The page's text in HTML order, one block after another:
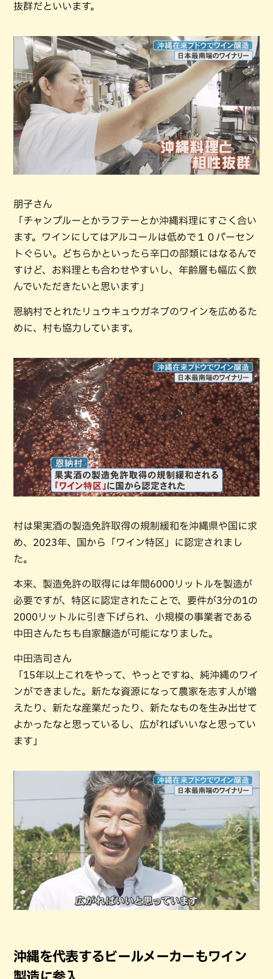
抜群だといいます。
朋子さん
「チャンプルーとかラフテーとか沖縄料理にすごく合い
ます。ワインにしてはアルコールは低めで１０パーセン
トぐらい。どちらかといったら辛口の部類にはなるんで
すけど、お料理とも合わせやすいし、年齢層も幅広く飲
んでいただきたいと思います」
恩納村でとれたリュウキュウガネブのワインを広めるた
めに、村も協力しています。
村は果実酒の製造免許取得の規制緩和を沖縄県や国に求
め、2023年、国から「ワイン特区」に認定されまし
た。
本来、製造免許の取得には年間6000リットルを製造が
必要ですが、特区に認定されたことで、要件が3分の1の
2000リットルに引き下げられ、小規模の事業者である
中田さんたちも自家醸造が可能になりました。
中田浩司さん
「15年以上これをやって、やっとですね、純沖縄のワイ
ンができました。新たな資源になって農家を志す人が増
えたり、新たな産業だったり、新たなものを生み出せて
よかったなと思っているし、広がればいいなと思ってい
ます」
沖縄を代表するビールメーカーもワイン
製造に参入